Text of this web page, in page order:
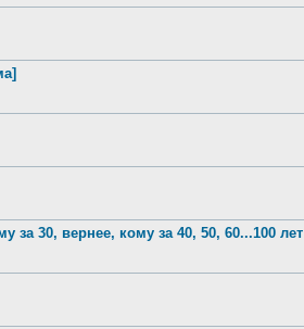
за 30, вернее, кому за 40, 50, 60...100 лет